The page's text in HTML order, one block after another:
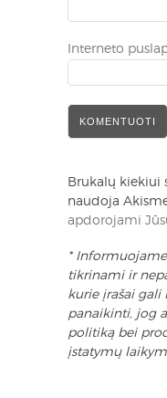
Interneto
Brukalų kiekiui
naudoja
apdorojami
*
tikrinami ir
kurie įrašai gali
panaikinti, jog
politiką bei
įstatymų